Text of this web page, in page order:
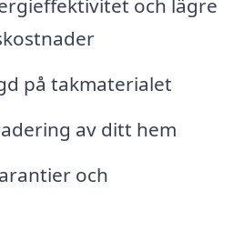
och lägre
på takmaterialet
av ditt hem
och